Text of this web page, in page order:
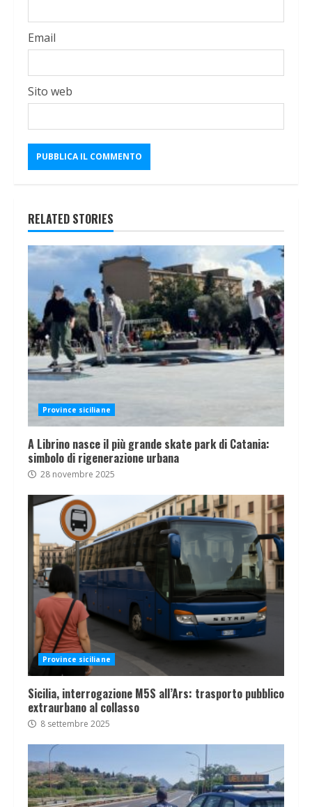
Email
Sito web
RELATED STORIES
Province siciliane
A Librino nasce il più grande skate park di Catania:
simbolo di rigenerazione urbana
28 novembre 2025
Province siciliane
Sicilia, interrogazione M5S all’Ars: trasporto pubblico
extraurbano al collasso
8 settembre 2025